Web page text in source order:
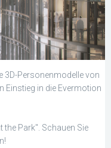
3D-Personenmodelle von
Einstieg in die Evermotion
the Park". Schauen Sie